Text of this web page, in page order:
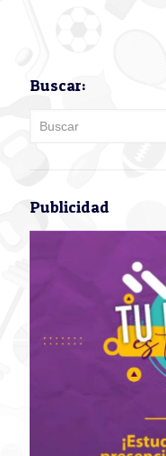
Buscar:
Publicidad